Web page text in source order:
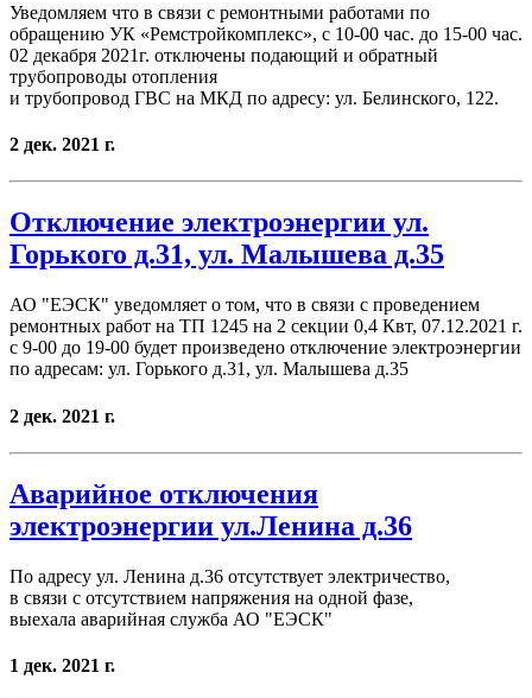
Уведомляем что в связи с ремонтными работами по
обращению УК «Ремстройкомплекс», с 10-00 час. до 15-00 час.
02 декабря 2021г. отключены подающий и обратный
трубопроводы отопления
и трубопровод ГВС на МКД по адресу: ул. Белинского, 122.
2 дек. 2021 г.
Отключение электроэнергии ул.
Горького д.31, ул. Малышева д.35
АО "ЕЭСК" уведомляет о том, что в связи с проведением
ремонтных работ на ТП 1245 на 2 секции 0,4 Квт, 07.12.2021 г.
с 9-00 до 19-00 будет произведено отключение электроэнергии
по адресам: ул. Горького д.31, ул. Малышева д.35
2 дек. 2021 г.
Аварийное отключения
электроэнергии ул.Ленина д.36
По адресу ул. Ленина д.36 отсутствует электричество,
в связи с отсутствием напряжения на одной фазе,
выехала аварийная служба АО "ЕЭСК"
1 дек. 2021 г.